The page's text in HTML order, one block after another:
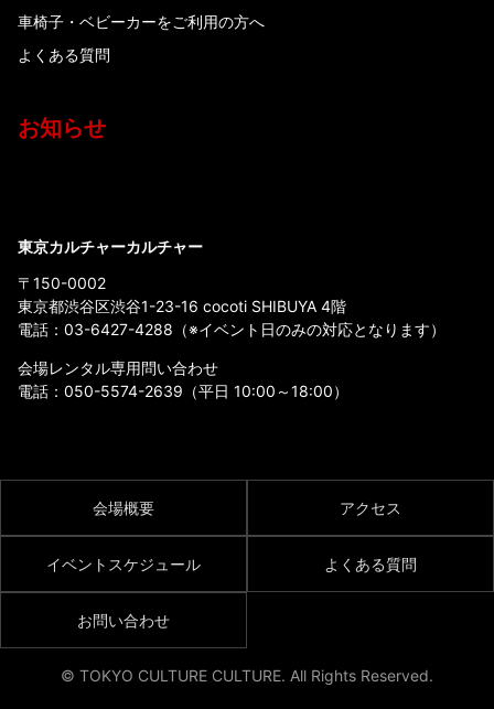
車椅子・ベビーカーをご利用の方へ
よくある質問
お知らせ
東京カルチャーカルチャー
〒150-0002
東京都渋谷区渋谷1-23-16 cocoti SHIBUYA 4階
電話： 03-6427-4288 （※イベント日のみの対応となります）
会場レンタル専用問い合わせ
電話： 050-5574-2639 （平日 10:00～18:00）
会場概要 アクセス
イベントスケジュール よくある質問
お問い合わせ
© TOKYO CULTURE CULTURE. All Rights Reserved.